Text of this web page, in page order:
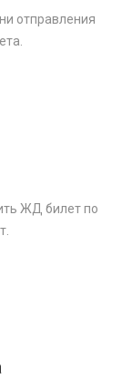
отправления
ЖД билет по